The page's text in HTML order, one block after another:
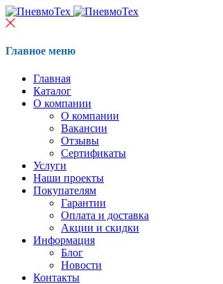
Главное меню
Главная
Каталог
О компании
О компании
Вакансии
Отзывы
Сертификаты
Услуги
Наши проекты
Покупателям
Гарантии
Оплата и доставка
Акции и скидки
Информация
Блог
Новости
Контакты